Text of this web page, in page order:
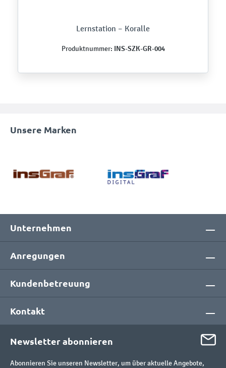
Lernstation – Koralle
Produktnummer: INS-SZK-GR-004
Unsere Marken
Unternehmen
Anregungen
Kundenbetreuung
Kontakt
Newsletter abonnieren
Abonnieren Sie unseren Newsletter, um über aktuelle Angebote,